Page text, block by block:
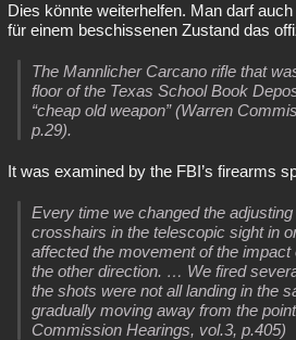
Dies könnte weiterhelfen. Man darf
für einem beschissenen Zustand das
The Mannlicher Carcano rifle that
floor of the Texas School Book
“cheap old weapon” (Warren
p.29).
It was examined by the FBI’s firearms
Every time we changed the
crosshairs in the telescopic sight in
affected the movement of the
the other direction. … We fired
the shots were not all landing in the
gradually moving away from the
Commission Hearings, vol.3, p.405)